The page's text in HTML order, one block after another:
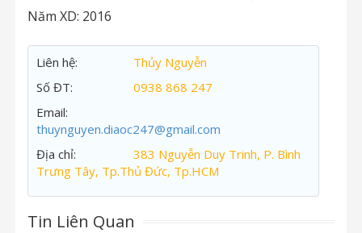
Năm XD: 2016
Liên hệ:
Thủy Nguyễn
Số ĐT:
0938 868 247
Email:
thuynguyen.diaoc247@gmail.com
Địa chỉ:
383 Nguyễn Duy Trinh, P. Bình
Trưng Tây, Tp.Thủ Đức, Tp.HCM
Tin Liên Quan